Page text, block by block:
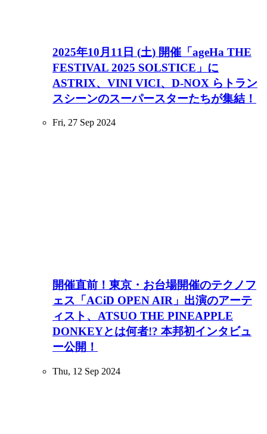
2025年10月11日 (土) 開催「ageHa THE
FESTIVAL 2025 SOLSTICE」に
ASTRIX、VINI VICI、D-NOX らトラン
スシーンのスーパースターたちが集結！
Fri, 27 Sep 2024
開催直前！東京・お台場開催のテクノフ
ェス「ACiD OPEN AIR」出演のアーテ
ィスト、ATSUO THE PINEAPPLE
DONKEYとは何者!? 本邦初インタビュ
ー公開！
Thu, 12 Sep 2024